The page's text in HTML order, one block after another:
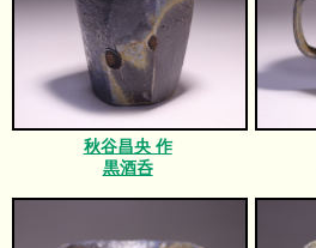
秋谷昌央 作
黒酒呑